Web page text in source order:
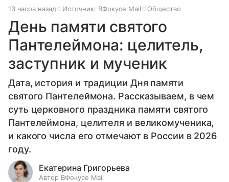
13 часов назад Источник: ВФокусе Mail Общество
День памяти святого
Пантелеймона: целитель,
заступник и мученик
Дата, история и традиции Дня памяти
святого Пантелеймона. Рассказываем, в чем
суть церковного праздника памяти святого
Пантелеймона, целителя и великомученика,
и какого числа его отмечают в России в 2026
году.
Екатерина Григорьева
Автор ВФокусе Mail